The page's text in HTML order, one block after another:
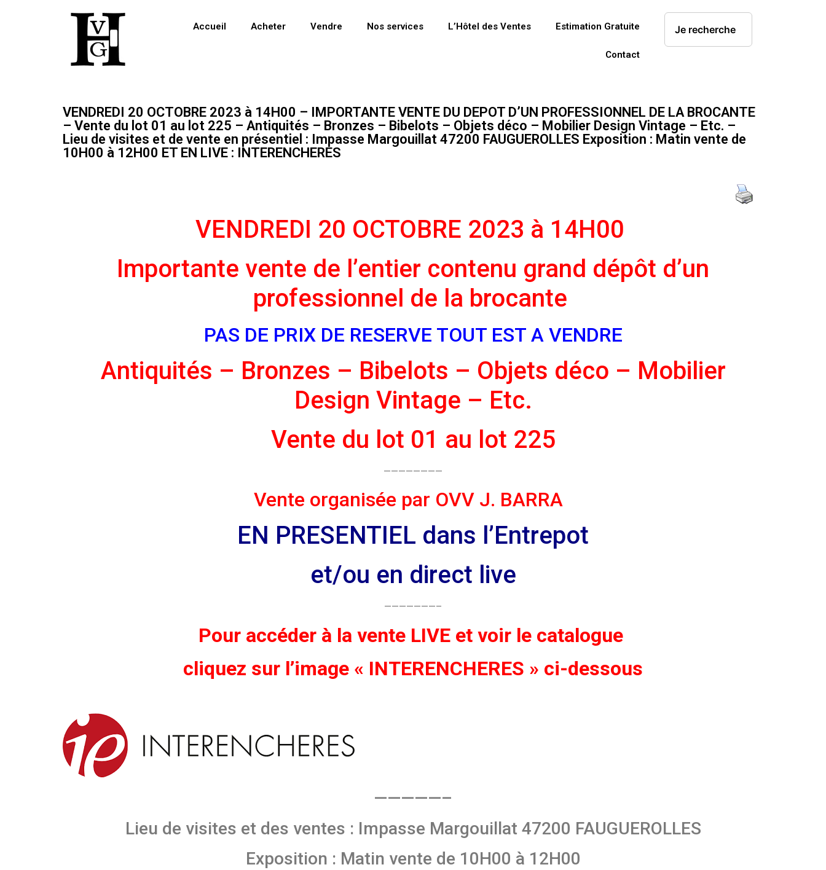
Accueil Acheter Vendre Nos services L’Hôtel des Ventes Estimation Gratuite
Contact
VENDREDI 20 OCTOBRE 2023 à 14H00 – IMPORTANTE VENTE DU DEPOT D’UN PROFESSIONNEL DE LA BROCANTE
– Vente du lot 01 au lot 225 – Antiquités – Bronzes – Bibelots – Objets déco – Mobilier Design Vintage – Etc. –
Lieu de visites et de vente en présentiel : Impasse Margouillat 47200 FAUGUEROLLES Exposition : Matin vente de
10H00 à 12H00 ET EN LIVE : INTERENCHERES
VENDREDI 20 OCTOBRE 2023 à 14H00
Importante vente de l’entier contenu grand dépôt d’un
professionnel de la brocante
PAS DE PRIX DE RESERVE TOUT EST A VENDRE
Antiquités – Bronzes – Bibelots – Objets déco – Mobilier
Design Vintage – Etc.
Vente du lot 01 au lot 225
————————
Vente organisée par OVV J. BARRA
EN PRESENTIEL dans l’Entrepot
et/ou en direct live
———————–
Pour accéder à la vente LIVE et voir le catalogue
cliquez sur l’image « INTERENCHERES » ci-dessous
—————–
Lieu de visites et des ventes : Impasse Margouillat 47200 FAUGUEROLLES
Exposition : Matin vente de 10H00 à 12H00